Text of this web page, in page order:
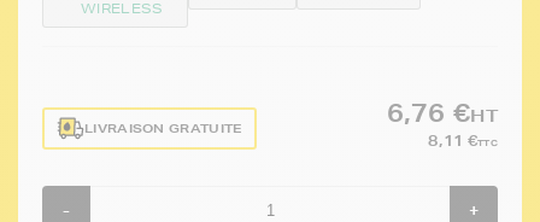
WIRELESS
LIVRAISON GRATUITE
6,76 €HT
8,11 €TTC
- +